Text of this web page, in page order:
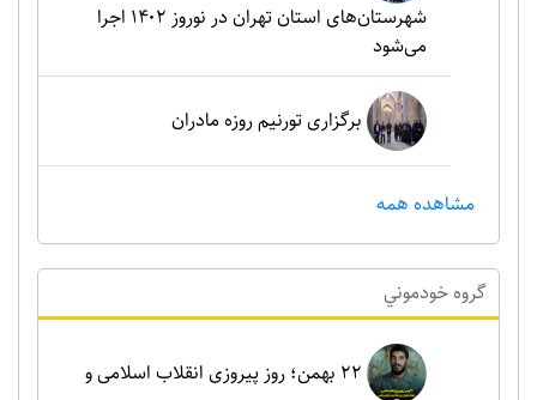
شهرستان‌های استان تهران در نوروز ۱۴۰۲ اجرا
می‌شود
برگزاری تورنیم روزه مادران
مشاهده همه
گروه خودموني
۲۲ بهمن؛ روز پیروزی انقلاب اسلامی و